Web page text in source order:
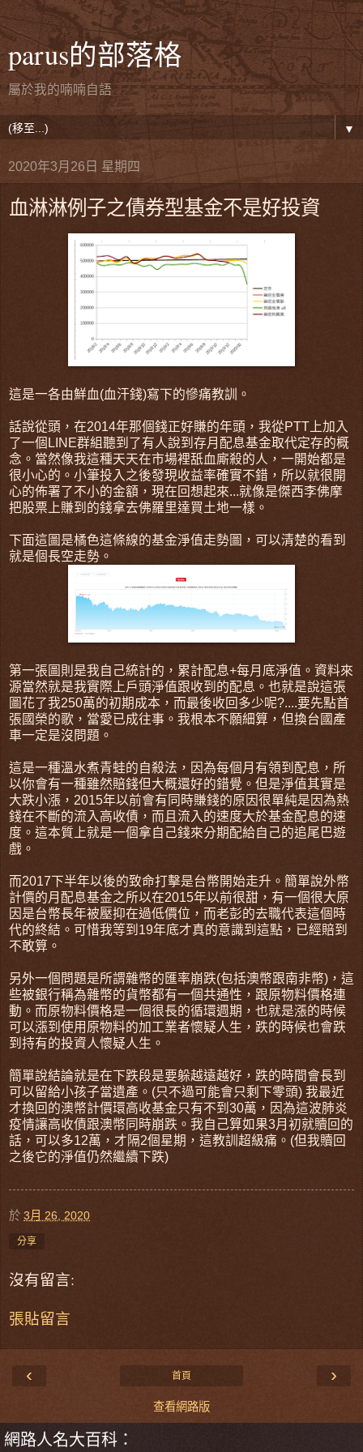
parus的部落格
屬於我的喃喃自語
▼
2020年3月26日 星期四
血淋淋例子之債券型基金不是好投資
這是一各由鮮血(血汗錢)寫下的慘痛教訓。
話說從頭，在2014年那個錢正好賺的年頭，我從PTT上加入
了一個LINE群組聽到了有人說到存月配息基金取代定存的概
念。當然像我這種天天在市場裡舐血廝殺的人，一開始都是
很小心的。小筆投入之後發現收益率確實不錯，所以就很開
心的佈署了不小的金額，現在回想起來...就像是傑西李佛摩
把股票上賺到的錢拿去佛羅里達買土地一樣。
下面這圖是橘色這條線的基金淨值走勢圖，可以清楚的看到
就是個長空走勢。
第一張圖則是我自己統計的，累計配息+每月底淨值。資料來
源當然就是我實際上戶頭淨值跟收到的配息。也就是說這張
圖花了我250萬的初期成本，而最後收回多少呢?....要先點首
張國榮的歌，當愛已成往事。我根本不願細算，但換台國產
車一定是沒問題。
這是一種溫水煮青蛙的自殺法，因為每個月有領到配息，所
以你會有一種雖然賠錢但大概還好的錯覺。但是淨值其實是
大跌小漲，2015年以前會有同時賺錢的原因很單純是因為熱
錢在不斷的流入高收債，而且流入的速度大於基金配息的速
度。這本質上就是一個拿自己錢來分期配給自己的追尾巴遊
戲。
而2017下半年以後的致命打擊是台幣開始走升。簡單說外幣
計價的月配息基金之所以在2015年以前很甜，有一個很大原
因是台幣長年被壓抑在過低價位，而老彭的去職代表這個時
代的終結。可惜我等到19年底才真的意識到這點，已經賠到
不敢算。
另外一個問題是所謂雜幣的匯率崩跌(包括澳幣跟南非幣)，這
些被銀行稱為雜幣的貨幣都有一個共通性，跟原物料價格連
動。而原物料價格是一個很長的循環週期，也就是漲的時候
可以漲到使用原物料的加工業者懷疑人生，跌的時候也會跌
到持有的投資人懷疑人生。
簡單說結論就是在下跌段是要躲越遠越好，跌的時間會長到
可以留給小孩子當遺產。(只不過可能會只剩下零頭) 我最近
才換回的澳幣計價環高收基金只有不到30萬，因為這波肺炎
疫情讓高收債跟澳幣同時崩跌。我自己算如果3月初就贖回的
話，可以多12萬，才隔2個星期，這教訓超級痛。(但我贖回
之後它的淨值仍然繼續下跌)
於 3月 26, 2020
分享
沒有留言:
張貼留言
‹ ›
首頁
查看網路版
網路人名大百科：